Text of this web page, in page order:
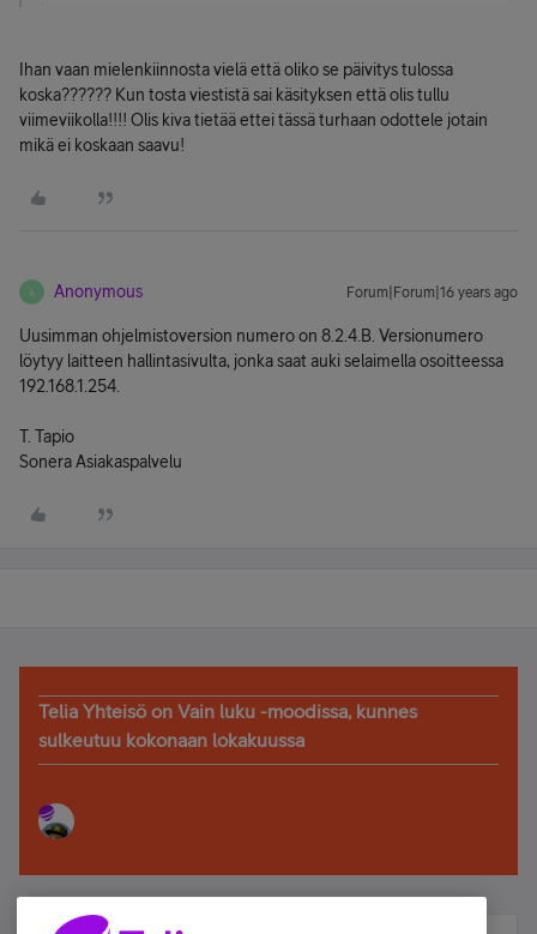
Ihan vaan mielenkiinnosta vielä että oliko se päivitys tulossa
koska?????? Kun tosta viestistä sai käsityksen että olis tullu
viimeviikolla!!!! Olis kiva tietää ettei tässä turhaan odottele jotain
mikä ei koskaan saavu!
A Anonymous Forum|Forum|16 years ago
Uusimman ohjelmistoversion numero on 8.2.4.B. Versionumero
löytyy laitteen hallintasivulta, jonka saat auki selaimella osoitteessa
192.168.1.254.
T. Tapio
Sonera Asiakaspalvelu
Telia Yhteisö on Vain luku -moodissa, kunnes
sulkeutuu kokonaan lokakuussa